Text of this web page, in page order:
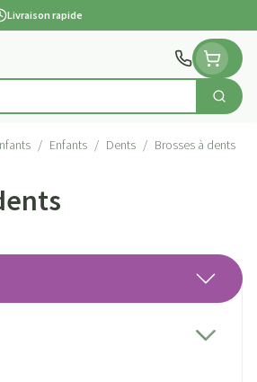
Livraison rapide
/ Enfants / Dents / Brosses à dents